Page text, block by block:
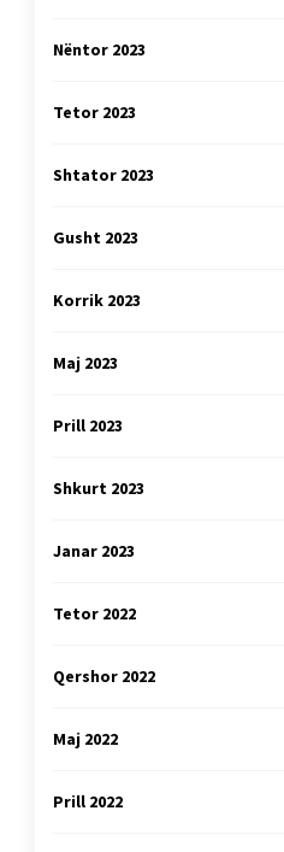
Nëntor 2023
Tetor 2023
Shtator 2023
Gusht 2023
Korrik 2023
Maj 2023
Prill 2023
Shkurt 2023
Janar 2023
Tetor 2022
Qershor 2022
Maj 2022
Prill 2022